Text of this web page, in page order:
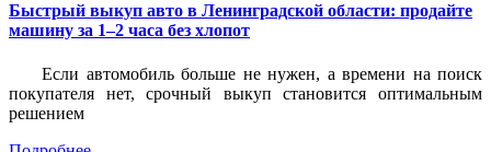
Быстрый выкуп авто в Ленинградской области: продайте
машину за 1–2 часа без хлопот
Если автомобиль больше не нужен, а времени на поиск
покупателя нет, срочный выкуп становится оптимальным
решением